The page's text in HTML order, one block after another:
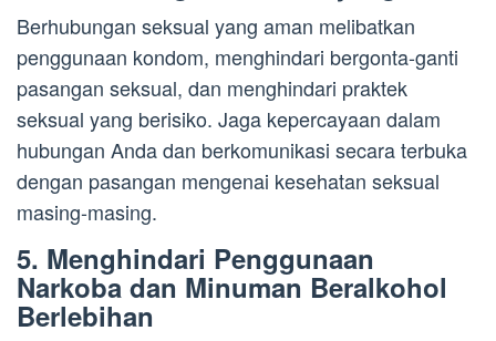
Berhubungan seksual yang aman melibatkan
penggunaan kondom, menghindari bergonta-ganti
pasangan seksual, dan menghindari praktek
seksual yang berisiko. Jaga kepercayaan dalam
hubungan Anda dan berkomunikasi secara terbuka
dengan pasangan mengenai kesehatan seksual
masing-masing.
5. Menghindari Penggunaan
Narkoba dan Minuman Beralkohol
Berlebihan